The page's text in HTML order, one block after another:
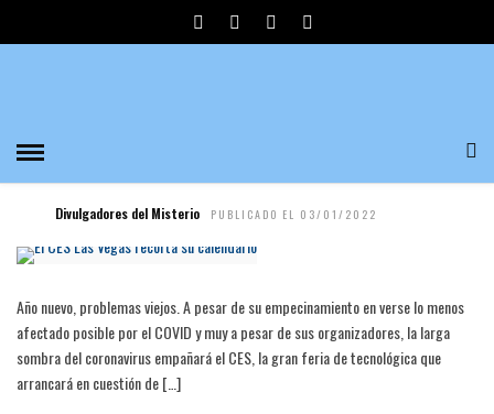
MICROSFT
EL CES LAS VEGAS RECORTA SU CALENDARIO
Divulgadores del Misterio PUBLICADO EL 03/01/2022
Año nuevo, problemas viejos. A pesar de su empecinamiento en verse lo menos
afectado posible por el COVID y muy a pesar de sus organizadores, la larga
sombra del coronavirus empañará el CES, la gran feria de tecnológica que
arrancará en cuestión de […]